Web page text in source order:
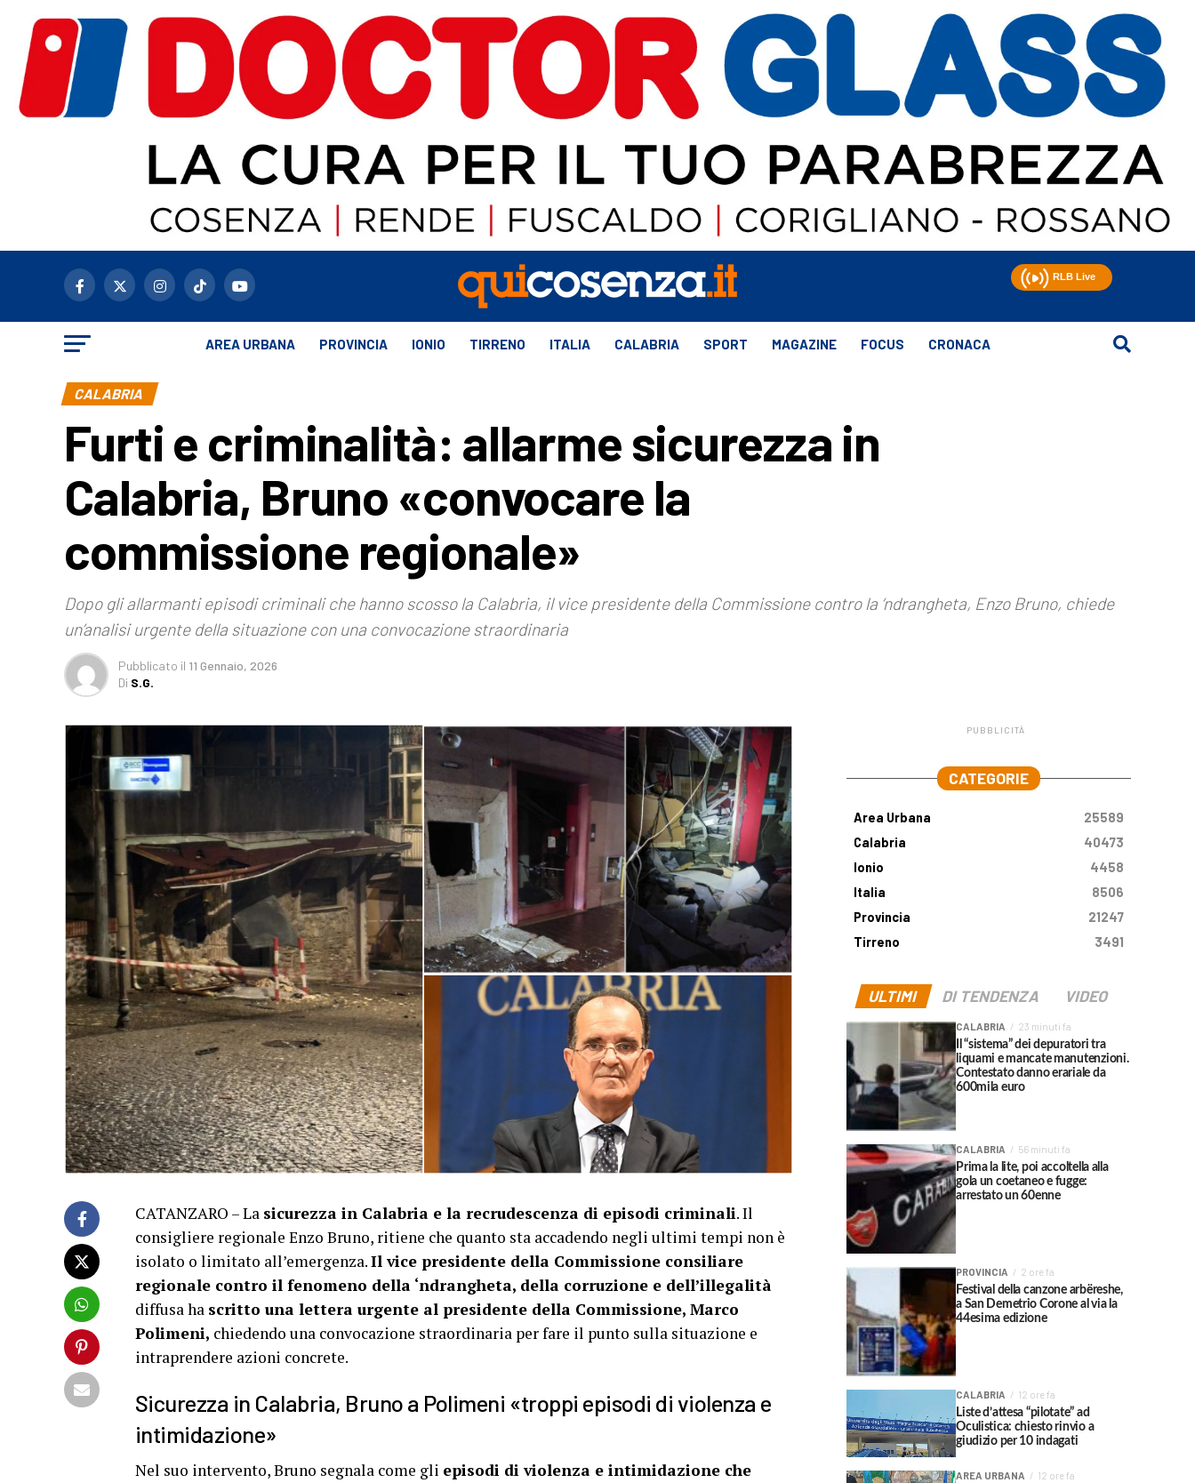
AREA URBANA PROVINCIA IONIO TIRRENO ITALIA CALABRIA SPORT MAGAZINE FOCUS CRONACA
CALABRIA
Furti e criminalità: allarme sicurezza in
Calabria, Bruno «convocare la
commissione regionale»
Dopo gli allarmanti episodi criminali che hanno scosso la Calabria, il vice presidente della Commissione contro la ‘ndrangheta, Enzo Bruno, chiede
un’analisi urgente della situazione con una convocazione straordinaria
Pubblicato il 11 Gennaio, 2026
Di S.G.
CATANZARO – La sicurezza in Calabria e la recrudescenza di episodi criminali. Il
consigliere regionale Enzo Bruno, ritiene che quanto sta accadendo negli ultimi tempi non è
isolato o limitato all’emergenza.Il vice presidente della Commissione consiliare
regionale contro il fenomeno della ‘ndrangheta, della corruzione e dell’illegalità
diffusa ha scritto una lettera urgente al presidente della Commissione, Marco
Polimeni, chiedendo una convocazione straordinaria per fare il punto sulla situazione e
intraprendere azioni concrete.
Sicurezza in Calabria, Bruno a Polimeni «troppi episodi di violenza e
intimidazione»
Nel suo intervento, Bruno segnala come gli episodi di violenza e intimidazione che
PUBBLICITÀ
CATEGORIE
Area Urbana
25589
Calabria
40473
Ionio
4458
Italia
8506
Provincia
21247
Tirreno
3491
ULTIMI DI TENDENZA VIDEO
CALABRIA 23 minuti fa
Il “sistema” dei depuratori tra
liquami e mancate manutenzioni.
Contestato danno erariale da
600mila euro
CALABRIA 56 minuti fa
Prima la lite, poi accoltella alla
gola un coetaneo e fugge:
arrestato un 60enne
PROVINCIA 2 ore fa
Festival della canzone arbëreshe,
a San Demetrio Corone al via la
44esima edizione
CALABRIA 12 ore fa
Liste d’attesa “pilotate” ad
Oculistica: chiesto rinvio a
giudizio per 10 indagati
AREA URBANA 12 ore fa